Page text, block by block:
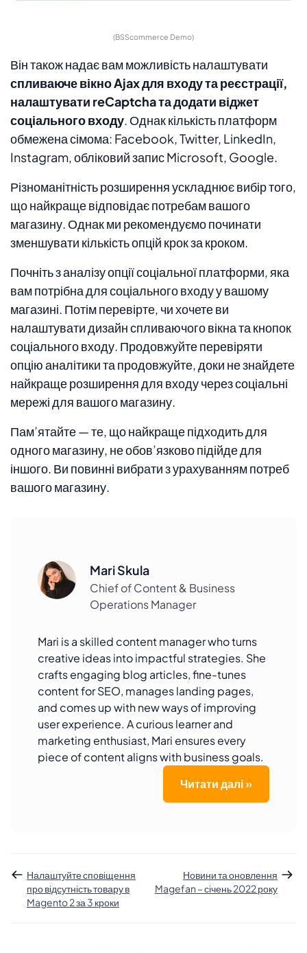
(BSScommerce Demo)
Він також надає вам можливість налаштувати
спливаюче вікно Ajax для входу та реєстрації,
налаштувати reCaptcha та додати віджет
соціального входу. Однак кількість платформ
обмежена сімома: Facebook, Twitter, LinkedIn,
Instagram, обліковий запис Microsoft, Google.
Різноманітність розширення ускладнює вибір того,
що найкраще відповідає потребам вашого
магазину. Однак ми рекомендуємо починати
зменшувати кількість опцій крок за кроком.
Почніть з аналізу опції соціальної платформи, яка
вам потрібна для соціального входу у вашому
магазині. Потім перевірте, чи хочете ви
налаштувати дизайн спливаючого вікна та кнопок
соціального входу. Продовжуйте перевіряти
опцію аналітики та продовжуйте, доки не знайдете
найкраще розширення для входу через соціальні
мережі для вашого магазину.
Пам’ятайте — те, що найкраще підходить для
одного магазину, не обов’язково підійде для
іншого. Ви повинні вибрати з урахуванням потреб
вашого магазину.
Mari Skula
Chief of Content & Business
Operations Manager
Mari is a skilled content manager who turns
creative ideas into impactful strategies. She
crafts engaging blog articles, fine-tunes
content for SEO, manages landing pages,
and comes up with new ways of improving
user experience. A curious learner and
marketing enthusiast, Mari ensures every
piece of content aligns with business goals.
Читати далі »
Налаштуйте сповіщення
про відсутність товару в
Magento 2 за 3 кроки
Новини та оновлення
Magefan – січень 2022 року